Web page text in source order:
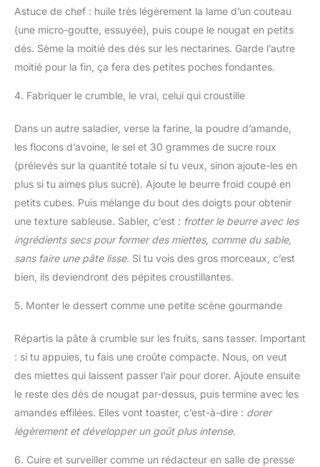
Astuce de chef : huile très légèrement la lame d’un couteau
(une micro-goutte, essuyée), puis coupe le nougat en petits
dés. Sème la moitié des dés sur les nectarines. Garde l’autre
moitié pour la fin, ça fera des petites poches fondantes.
4. Fabriquer le crumble, le vrai, celui qui croustille
Dans un autre saladier, verse la farine, la poudre d’amande,
les flocons d’avoine, le sel et 30 grammes de sucre roux
(prélevés sur la quantité totale si tu veux, sinon ajoute-les en
plus si tu aimes plus sucré). Ajoute le beurre froid coupé en
petits cubes. Puis mélange du bout des doigts pour obtenir
une texture sableuse. Sabler, c’est : frotter le beurre avec les
ingrédients secs pour former des miettes, comme du sable,
sans faire une pâte lisse. Si tu vois des gros morceaux, c’est
bien, ils deviendront des pépites croustillantes.
5. Monter le dessert comme une petite scène gourmande
Répartis la pâte à crumble sur les fruits, sans tasser. Important
: si tu appuies, tu fais une croûte compacte. Nous, on veut
des miettes qui laissent passer l’air pour dorer. Ajoute ensuite
le reste des dés de nougat par-dessus, puis termine avec les
amandes effilées. Elles vont toaster, c’est-à-dire : dorer
légèrement et développer un goût plus intense.
6. Cuire et surveiller comme un rédacteur en salle de presse